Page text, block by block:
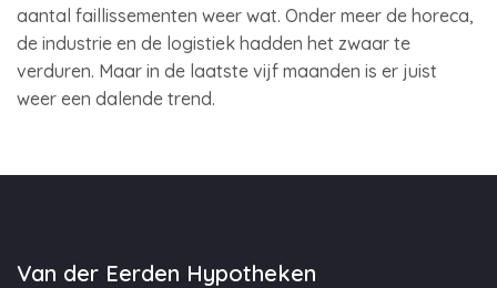
aantal faillissementen weer wat. Onder meer de horeca,
de industrie en de logistiek hadden het zwaar te
verduren. Maar in de laatste vijf maanden is er juist
weer een dalende trend.
Van der Eerden Hypotheken